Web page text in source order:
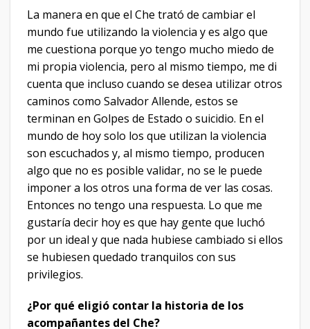
La manera en que el Che trató de cambiar el
mundo fue utilizando la violencia y es algo que
me cuestiona porque yo tengo mucho miedo de
mi propia violencia, pero al mismo tiempo, me di
cuenta que incluso cuando se desea utilizar otros
caminos como Salvador Allende, estos se
terminan en Golpes de Estado o suicidio. En el
mundo de hoy solo los que utilizan la violencia
son escuchados y, al mismo tiempo, producen
algo que no es posible validar, no se le puede
imponer a los otros una forma de ver las cosas.
Entonces no tengo una respuesta. Lo que me
gustaría decir hoy es que hay gente que luchó
por un ideal y que nada hubiese cambiado si ellos
se hubiesen quedado tranquilos con sus
privilegios.
¿Por qué eligió contar la historia de los
acompañantes del Che?